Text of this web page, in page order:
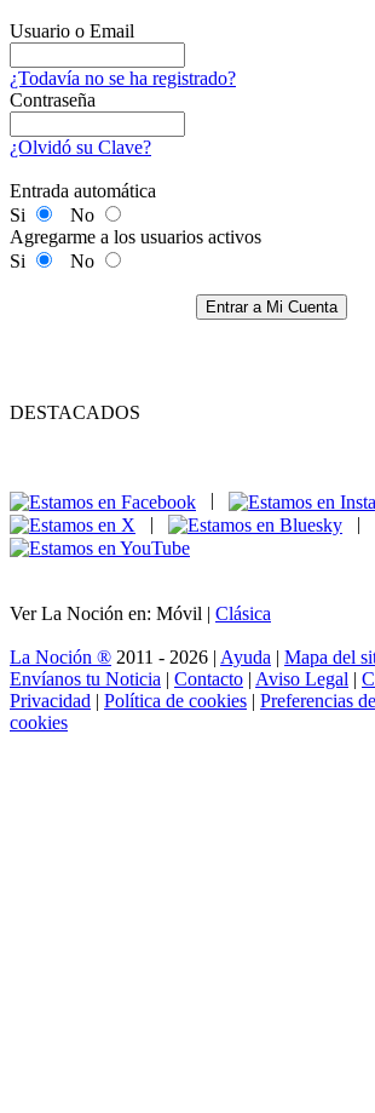
Usuario o Email
¿Todavía no se ha registrado?
Contraseña
¿Olvidó su Clave?
Entrada automática
Si
No
Agregarme a los usuarios activos
Si
No
Entrar a Mi Cuenta
DESTACADOS
|
|
Ver La Noción en: Móvil | Clásica
La Noción ® 2011 - 2026 | Ayuda | Mapa del
Envíanos tu Noticia | Contacto | Aviso Legal |
Privacidad | Política de cookies | Preferencias
cookies